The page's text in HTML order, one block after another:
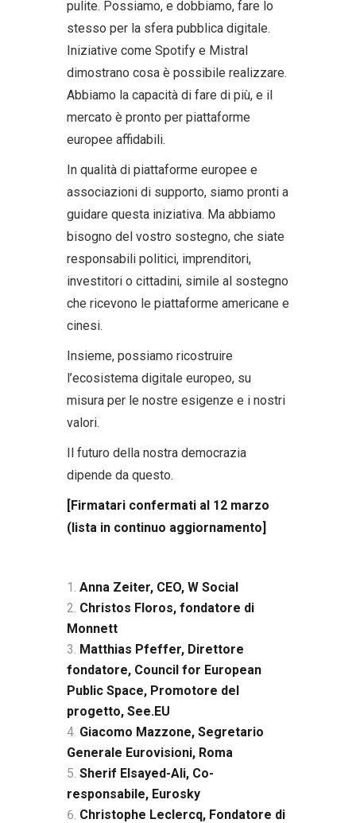
pulite. Possiamo, e dobbiamo, fare lo
stesso per la sfera pubblica digitale.
Iniziative come Spotify e Mistral
dimostrano cosa è possibile realizzare.
Abbiamo la capacità di fare di più, e il
mercato è pronto per piattaforme
europee affidabili.
In qualità di piattaforme europee e
associazioni di supporto, siamo pronti a
guidare questa iniziativa. Ma abbiamo
bisogno del vostro sostegno, che siate
responsabili politici, imprenditori,
investitori o cittadini, simile al sostegno
che ricevono le piattaforme americane e
cinesi.
Insieme, possiamo ricostruire
l’ecosistema digitale europeo, su
misura per le nostre esigenze e i nostri
valori.
Il futuro della nostra democrazia
dipende da questo.
[Firmatari confermati al 12 marzo
(lista in continuo aggiornamento]
Anna Zeiter, CEO, W Social
Christos Floros, fondatore di
Monnett
Matthias Pfeffer, Direttore
fondatore, Council for European
Public Space, Promotore del
progetto, See.EU
Giacomo Mazzone, Segretario
Generale Eurovisioni, Roma
Sherif Elsayed-Ali, Co-
responsabile, Eurosky
Christophe Leclercq, Fondatore di